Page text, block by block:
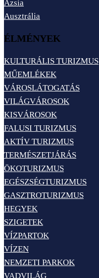
Ázsia
Ausztrália
ÉLMÉNYEK
KULTURÁLIS TURIZMUS
MŰEMLÉKEK
VÁROSLÁTOGATÁS
VILÁGVÁROSOK
KISVÁROSOK
FALUSI TURIZMUS
AKTÍV TURIZMUS
TERMÉSZETJÁRÁS
ÖKOTURIZMUS
EGÉSZSÉGTURIZMUS
GASZTROTURIZMUS
HEGYEK
SZIGETEK
VÍZPARTOK
VÍZEN
NEMZETI PARKOK
VADVILÁG